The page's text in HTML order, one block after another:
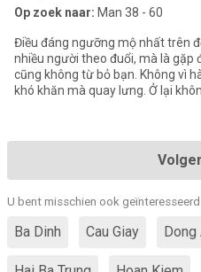
Op zoek naar: Man 38 - 60
Điều đáng ngưỡng mộ nhất trên
nhiều người theo đuổi, mà là
cũng không từ bỏ bạn. Không vì hào quang mà đến, cũng không vì
khó khăn mà
U bent misschien ook geïnteresseerd
Ba Dinh Cau Giay Dong